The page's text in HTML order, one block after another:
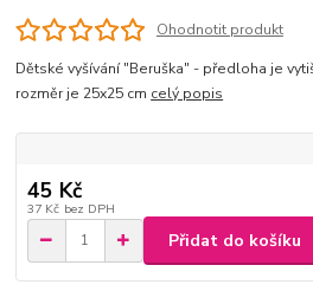
Ohodnotit produkt
Dětské vyšívání "Beruška" - předloha je
rozměr je 25x25 cm celý popis
45 Kč
37 Kč bez DPH
Přidat do košíku